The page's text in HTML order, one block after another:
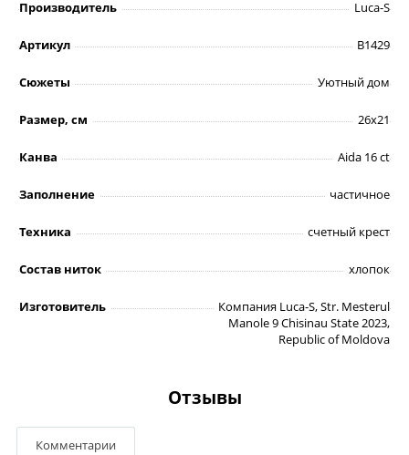
Производитель Luca-S
Артикул B1429
Сюжеты Уютный дом
Размер, см 26х21
Канва Aida 16 ct
Заполнение частичное
Техника счетный крест
Состав ниток хлопок
Изготовитель
Компания Luca-S, Str. Mesterul
Manole 9 Chisinau State 2023,
Republic of Moldova
Отзывы
Комментарии